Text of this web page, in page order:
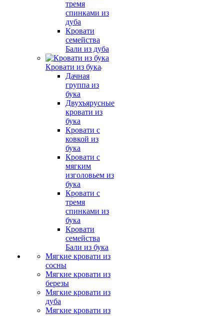
тремя
спинками из
дуба
Кровати
семейства
Бали из дуба
Кровати из бука
Дачная
группа из
бука
Двухъярусные
кровати из
бука
Кровати с
ковкой из
бука
Кровати с
мягким
изголовьем из
бука
Кровати с
тремя
спинками из
бука
Кровати
семейства
Бали из бука
Мягкие кровати из
сосны
Мягкие кровати из
березы
Мягкие кровати из
дуба
Мягкие кровати из